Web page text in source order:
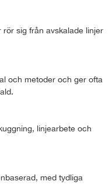
sig från avskalade linjer
och metoder och ger ofta
linjearbete och
med tydliga